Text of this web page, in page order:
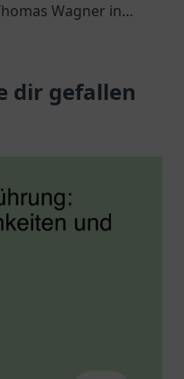
Wagner in
ein breites Angebot
dir gefallen